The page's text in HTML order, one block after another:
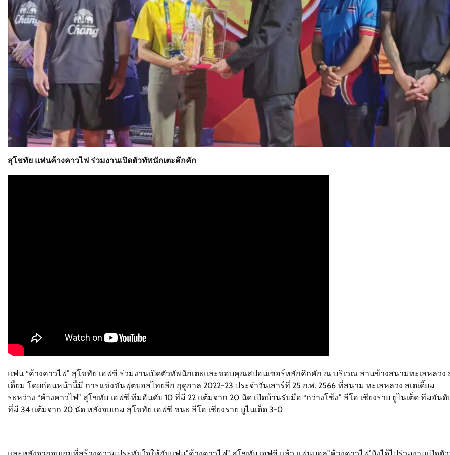
สุโขทัย แฟนค้างคาวไฟ ร่วมงานเปิดตัวทัพนักเตะคึกคัก
แฟน “ค้างคาวไฟ” สุโขทัย เอฟซี ร่วมงานเปิดตัวทัพนักเตะและขอบคุณสปอนเซอร์หลักคึกคัก ณ บริเวณ ลานข้างสนามทะเลหลวง
เดี้ยม โดยก่อนหน้านี้มี การแข่งขันฟุตบอลไทยลีก ฤดูกาล 2022-23 ประจำวันเสาร์ที่ 25 ก.พ. 2566 ที่สนาม ทะเลหลวง สเตเดี้ยม
ระหว่าง “ค้างคาวไฟ” สุโขทัย เอฟซี ทีมอันดับ 10 ที่มี 22 แต้มจาก 20 นัด เปิดบ้านรับมือ “กว่างโซ้ง” ลีโอ เชียงราย ยูไนเต็ด ทีมอันดั
ที่มี 34 แต้มจาก 20 นัด หลังจบเกม สุโขทัย เอฟซี ชนะ ลีโอ เชียงราย ยูไนเต็ด 3-0